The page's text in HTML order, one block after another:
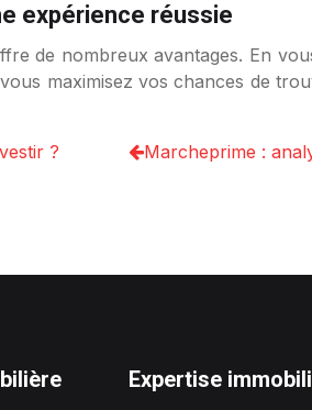
expérience réussie
de nombreux avantages. En
maximisez vos chances de
?
Marcheprime :
Expertise